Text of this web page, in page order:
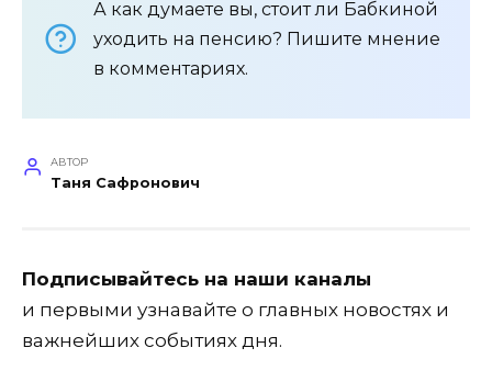
А как думаете вы, стоит ли Бабкиной
уходить на пенсию? Пишите мнение
в комментариях.
АВТОР
Таня Сафронович
Подписывайтесь на наши каналы
и первыми узнавайте о главных новостях и
важнейших событиях дня.